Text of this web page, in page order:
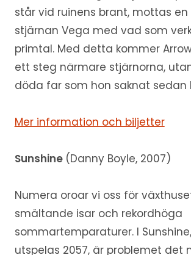
står vid ruinens brant, mottas
stjärnan Vega med vad som
primtal. Med detta kommer
ett steg närmare stjärnorna,
döda far som hon saknat sedan
Mer information och biljetter
Sunshine (Danny Boyle, 2007)
Numera oroar vi oss för
smältande isar och rekordhöga
sommartemparaturer. I
utspelas 2057, är problemet det